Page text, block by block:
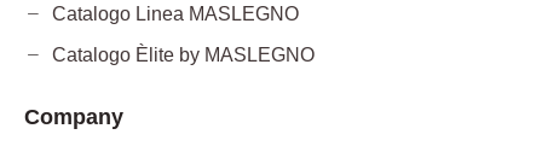
Catalogo Linea MASLEGNO
Catalogo Èlite by MASLEGNO
Company